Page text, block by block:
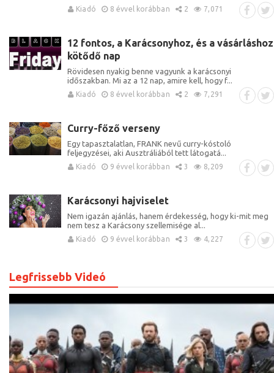
Kiadó 8 évvel korábban 2 7,071
12 fontos, a Karácsonyhoz, és a vásárláshoz
kötődő nap
Rövidesen nyakig benne vagyunk a karácsonyi
időszakban. Mi az a 12 nap, amire kell, hogy f...
Kiadó 8 évvel korábban 2 7,291
Curry-főző verseny
Egy tapasztalatlan, FRANK nevű curry-kóstoló
feljegyzései, aki Ausztráliából tett látogatá...
Kiadó 9 évvel korábban 3 8,209
Karácsonyi hajviselet
Nem igazán ajánlás, hanem érdekesség, hogy ki-mit meg
nem tesz a Karácsony szellemisége al...
Kiadó 9 évvel korábban 3 4,227
Legfrissebb Videó